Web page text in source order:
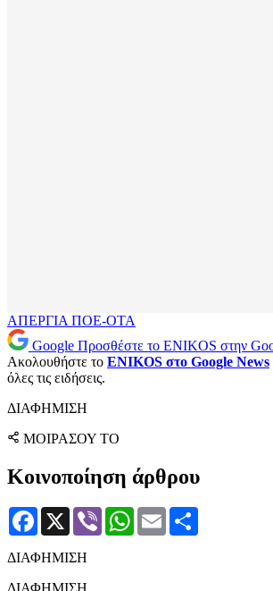
ΑΠΕΡΓΙΑ ΠΟΕ-ΟΤΑ
Google Προσθέστε το ENIKOS στην
Ακολουθήστε το ENIKOS στο Google News
όλες τις ειδήσεις.
ΔΙΑΦΗΜΙΣΗ
ΜΟΙΡΑΣΟΥ ΤΟ
Κοινοποίηση άρθρου
Facebook
X Viber WhatsApp
Email
ΔΙΑΦΗΜΙΣΗ
ΔΙΑΦΗΜΙΣΗ